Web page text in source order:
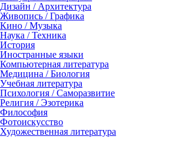
Дизайн / Архитектура
Живопись / Графика
Кино / Музыка
Наука / Техника
История
Иностранные языки
Компьютерная литература
Медицина / Биология
Учебная литература
Психология / Саморазвитие
Религия / Эзотерика
Философия
Фотоискусство
Художественная литература